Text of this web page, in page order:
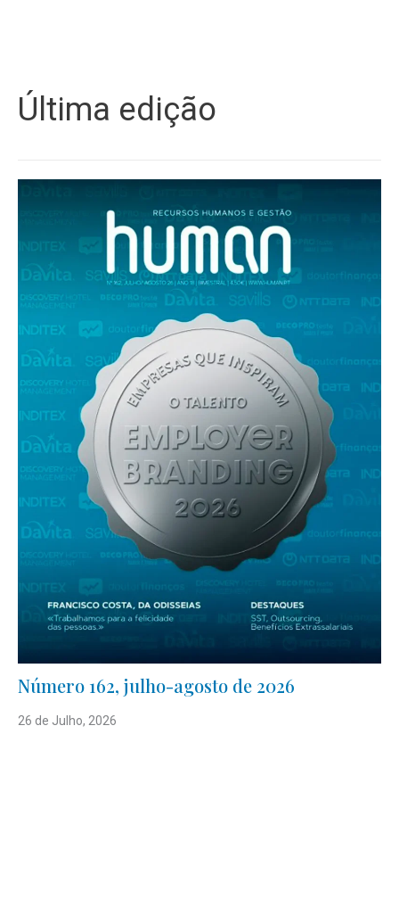
Última edição
Número 162, julho-agosto de 2026
26 de Julho, 2026